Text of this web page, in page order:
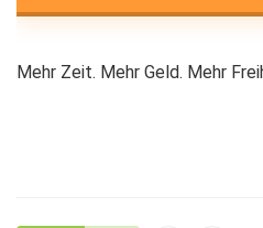
Mehr Zeit. Mehr Geld. Mehr